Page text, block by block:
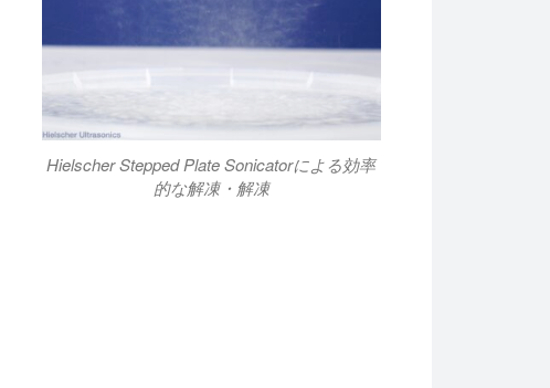
Hielscher Stepped Plate Sonicatorによる効率
的な解凍・解凍